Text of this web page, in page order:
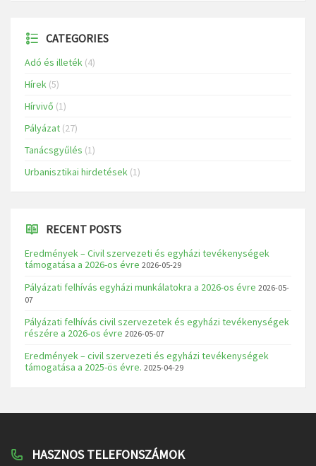
CATEGORIES
Adó és illeték (4)
Hírek (5)
Hírvivő (1)
Pályázat (27)
Tanácsgyűlés (1)
Urbanisztikai hirdetések (1)
RECENT POSTS
Eredmények – Civil szervezeti és egyházi tevékenységek
támogatása a 2026-os évre 2026-05-29
Pályázati felhívás egyházi munkálatokra a 2026-os évre 2026-05-
07
Pályázati felhívás civil szervezetek és egyházi tevékenységek
részére a 2026-os évre 2026-05-07
Eredmények – civil szervezeti és egyházi tevékenységek
támogatása a 2025-ös évre. 2025-04-29
HASZNOS TELEFONSZÁMOK